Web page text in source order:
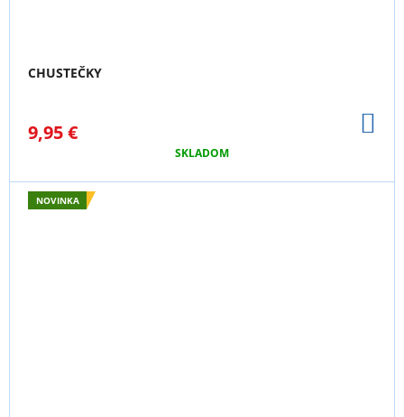
CHUSTEČKY
9,95 €
SKLADOM
NOVINKA